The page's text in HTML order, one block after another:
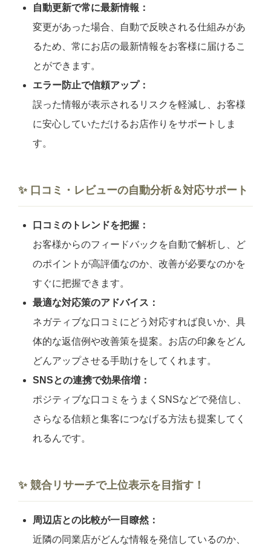
自動更新で常に最新情報：
変更があった場合、自動で反映される仕組みがあ
るため、常にお店の最新情報をお客様に届けるこ
とができます。
エラー防止で信頼アップ：
誤った情報が表示されるリスクを軽減し、お客様
に安心していただけるお店作りをサポートしま
す。
✨ 口コミ・レビューの自動分析＆対応サポート
口コミのトレンドを把握：
お客様からのフィードバックを自動で解析し、ど
のポイントが高評価なのか、改善が必要なのかを
すぐに把握できます。
最適な対応策のアドバイス：
ネガティブな口コミにどう対応すれば良いか、具
体的な返信例や改善策を提案。お店の印象をどん
どんアップさせる手助けをしてくれます。
SNSとの連携で効果倍増：
ポジティブな口コミをうまくSNSなどで発信し、
さらなる信頼と集客につなげる方法も提案してく
れるんです。
✨ 競合リサーチで上位表示を目指す！
周辺店との比較が一目瞭然：
近隣の同業店がどんな情報を発信しているのか、